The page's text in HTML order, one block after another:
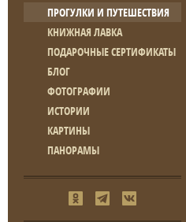
ПРОГУЛКИ И ПУТЕШЕСТВИЯ
КНИЖНАЯ ЛАВКА
ПОДАРОЧНЫЕ СЕРТИФИКАТЫ
БЛОГ
ФОТОГРАФИИ
ИСТОРИИ
КАРТИНЫ
ПАНОРАМЫ